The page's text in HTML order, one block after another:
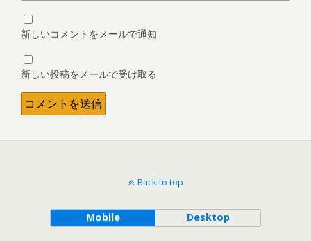
新しいコメントをメールで通知
新しい投稿をメールで受け取る
Back to top
Mobile Desktop